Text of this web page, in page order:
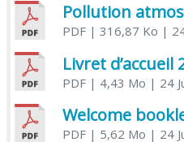
Pollution
PDF| 316,87 Ko |
Livret d’accueil
PDF| 4,43 Mo | 24
Welcome
PDF| 5,62 Mo | 24